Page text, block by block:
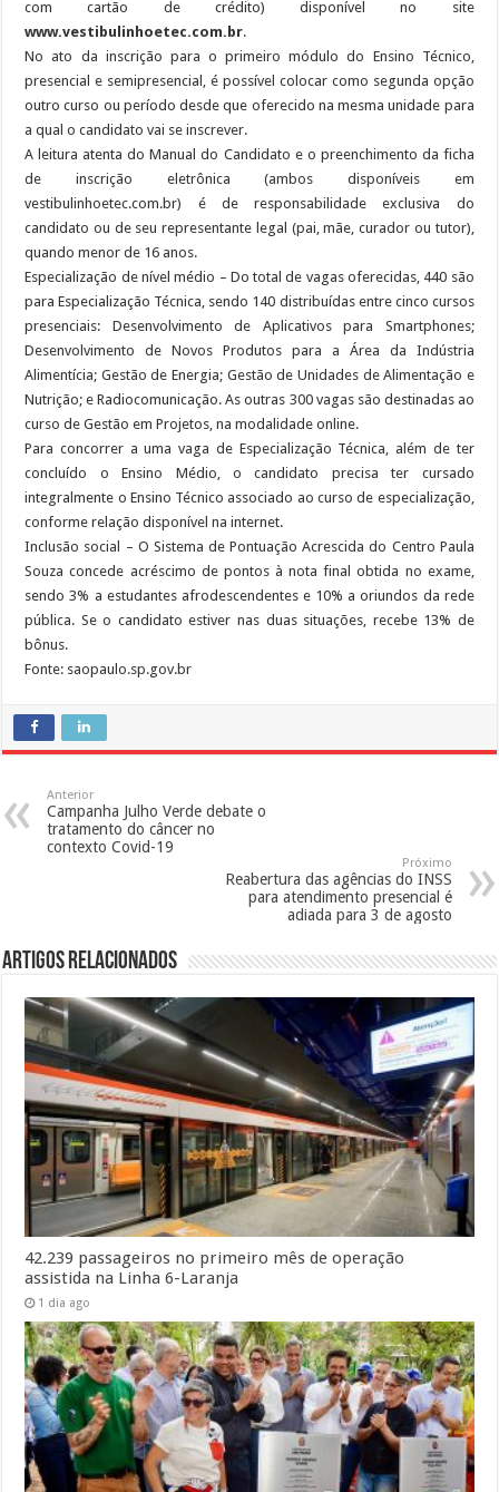
com cartão de crédito) disponível no site
www.vestibulinhoetec.com.br.
No ato da inscrição para o primeiro módulo do Ensino Técnico,
presencial e semipresencial, é possível colocar como segunda opção
outro curso ou período desde que oferecido na mesma unidade para
a qual o candidato vai se inscrever.
A leitura atenta do Manual do Candidato e o preenchimento da ficha
de inscrição eletrônica (ambos disponíveis em
vestibulinhoetec.com.br) é de responsabilidade exclusiva do
candidato ou de seu representante legal (pai, mãe, curador ou tutor),
quando menor de 16 anos.
Especialização de nível médio – Do total de vagas oferecidas, 440 são
para Especialização Técnica, sendo 140 distribuídas entre cinco cursos
presenciais: Desenvolvimento de Aplicativos para Smartphones;
Desenvolvimento de Novos Produtos para a Área da Indústria
Alimentícia; Gestão de Energia; Gestão de Unidades de Alimentação e
Nutrição; e Radiocomunicação. As outras 300 vagas são destinadas ao
curso de Gestão em Projetos, na modalidade online.
Para concorrer a uma vaga de Especialização Técnica, além de ter
concluído o Ensino Médio, o candidato precisa ter cursado
integralmente o Ensino Técnico associado ao curso de especialização,
conforme relação disponível na internet.
Inclusão social – O Sistema de Pontuação Acrescida do Centro Paula
Souza concede acréscimo de pontos à nota final obtida no exame,
sendo 3% a estudantes afrodescendentes e 10% a oriundos da rede
pública. Se o candidato estiver nas duas situações, recebe 13% de
bônus.
Fonte: saopaulo.sp.gov.br
Anterior
Campanha Julho Verde debate o
tratamento do câncer no
contexto Covid-19
Próximo
Reabertura das agências do INSS
para atendimento presencial é
adiada para 3 de agosto
Artigos Relacionados
42.239 passageiros no primeiro mês de operação
assistida na Linha 6-Laranja
1 dia ago